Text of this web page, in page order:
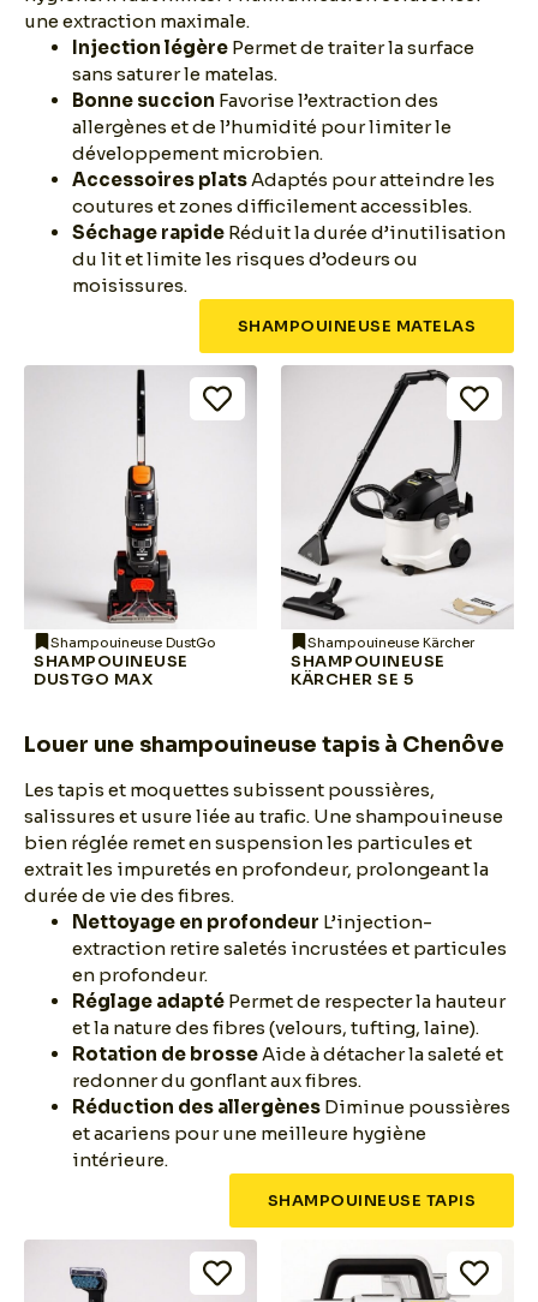
une extraction maximale.
Injection légère Permet de traiter la surface
sans saturer le matelas.
Bonne succion Favorise l’extraction des
allergènes et de l’humidité pour limiter le
développement microbien.
Accessoires plats Adaptés pour atteindre les
coutures et zones difficilement accessibles.
Séchage rapide Réduit la durée d’inutilisation
du lit et limite les risques d’odeurs ou
moisissures.
SHAMPOUINEUSE MATELAS
Shampouineuse DustGo
SHAMPOUINEUSE
DUSTGO MAX
Shampouineuse Kärcher
SHAMPOUINEUSE
KÄRCHER SE 5
Louer une shampouineuse tapis à Chenôve
Les tapis et moquettes subissent poussières,
salissures et usure liée au trafic. Une shampouineuse
bien réglée remet en suspension les particules et
extrait les impuretés en profondeur, prolongeant la
durée de vie des fibres.
Nettoyage en profondeur L’injection-
extraction retire saletés incrustées et particules
en profondeur.
Réglage adapté Permet de respecter la hauteur
et la nature des fibres (velours, tufting, laine).
Rotation de brosse Aide à détacher la saleté et
redonner du gonflant aux fibres.
Réduction des allergènes Diminue poussières
et acariens pour une meilleure hygiène
intérieure.
SHAMPOUINEUSE TAPIS